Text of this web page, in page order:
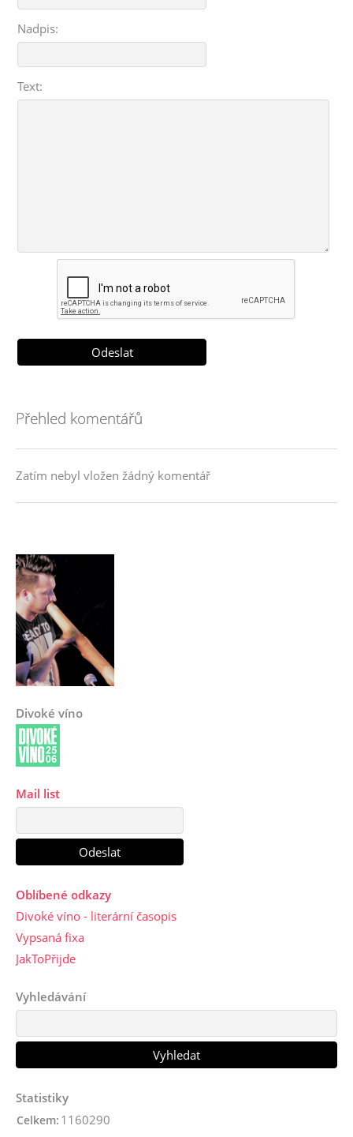
Nadpis:
Text:
Přehled komentářů
Zatím nebyl vložen žádný komentář
Divoké víno
Mail list
Oblíbené odkazy
Divoké víno - literární časopis
Vypsaná fixa
JakToPřijde
Vyhledávání
Statistiky
Celkem: 1160290